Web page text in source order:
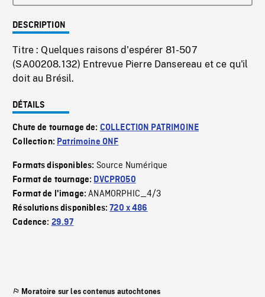
DESCRIPTION
Titre : Quelques raisons d'espérer 81-507
(SA00208.132) Entrevue Pierre Dansereau et ce qu'il
doit au Brésil.
DÉTAILS
Chute de tournage de: COLLECTION PATRIMOINE
Collection: Patrimoine ONF
Formats disponibles: Source Numérique
Format de tournage: DVCPRO50
Format de l'image:ANAMORPHIC_4/3
Résolutions disponibles:720 x 486
Cadence: 29.97
Moratoire sur les contenus autochtones